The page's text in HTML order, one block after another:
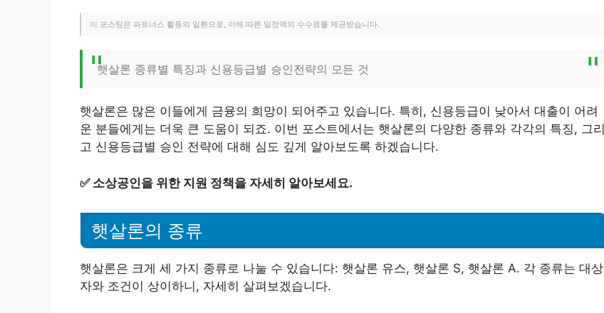
이 포스팅은 파트너스 활동의 일환으로, 이에 따른 일정액의 수수료를 제공받습니다.
햇살론 종류별 특징과 신용등급별 승인전략의 모든 것
햇살론은 많은 이들에게 금융의 희망이 되어주고 있습니다. 특히, 신용등급이 낮아서 대출이 어려
운 분들에게는 더욱 큰 도움이 되죠. 이번 포스트에서는 햇살론의 다양한 종류와 각각의 특징, 그리
고 신용등급별 승인 전략에 대해 심도 깊게 알아보도록 하겠습니다.
✅ 소상공인을 위한 지원 정책을 자세히 알아보세요.
햇살론의 종류
햇살론은 크게 세 가지 종류로 나눌 수 있습니다: 햇살론 유스, 햇살론 S, 햇살론 A. 각 종류는 대상
자와 조건이 상이하니, 자세히 살펴보겠습니다.